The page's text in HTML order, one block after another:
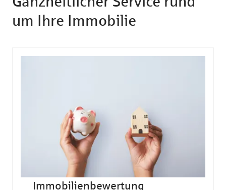
um Ihre Immobilie
Immobilienbewertung